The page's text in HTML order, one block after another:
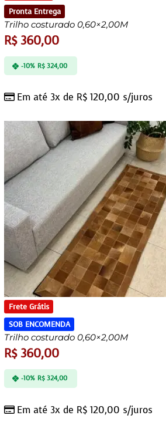
Pronta Entrega
Trilho costurado 0,60×2,00M
R$360,00
Em até 3x de R$ 120,00 s/juros
-10% R$324,00
Frete Grátis
SOB ENCOMENDA
Trilho costurado 0,60×2,00M
R$360,00
Em até 3x de R$ 120,00 s/juros
-10% R$324,00